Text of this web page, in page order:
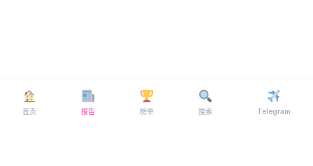
首页 报告 榜单 搜索 Telegram